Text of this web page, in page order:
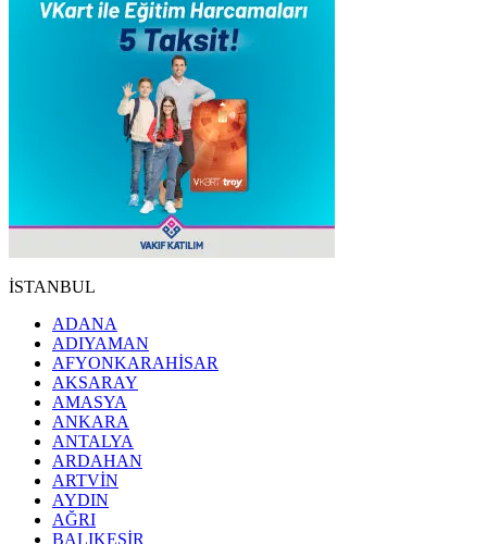
İSTANBUL
ADANA
ADIYAMAN
AFYONKARAHİSAR
AKSARAY
AMASYA
ANKARA
ANTALYA
ARDAHAN
ARTVİN
AYDIN
AĞRI
BALIKESİR